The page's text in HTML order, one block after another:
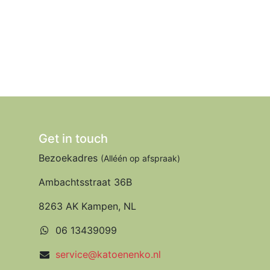
Get in touch
Bezoekadres (Alléén op afspraak)
Ambachtsstraat 36B
8263 AK Kampen, NL
06 13439099
service@katoenenko.nl